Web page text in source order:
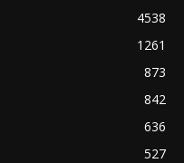
4538
1261
873
842
636
527